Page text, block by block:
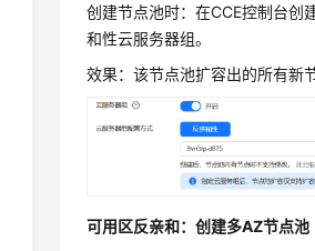
创建节点池时：在CCE控制台创
和性云服务器组。
效果：该节点池扩容出的所有新
可用区反亲和：创建多AZ节点池